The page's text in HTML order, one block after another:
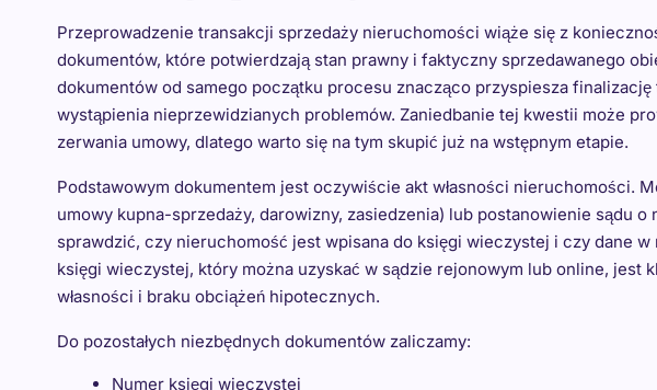
Przeprowadzenie transakcji sprzedaży nieruchomości wiąże się z
dokumentów, które potwierdzają stan prawny i faktyczny sprzedawanego
dokumentów od samego początku procesu znacząco przyspiesza
wystąpienia nieprzewidzianych problemów. Zaniedbanie tej kwestii może
zerwania umowy, dlatego warto się na tym skupić już na wstępnym etapie.
Podstawowym dokumentem jest oczywiście akt własności nieruchomości.
umowy kupna-sprzedaży, darowizny, zasiedzenia) lub postanowienie sądu o
sprawdzić, czy nieruchomość jest wpisana do księgi wieczystej i czy dane
księgi wieczystej, który można uzyskać w sądzie rejonowym lub online, jest
własności i braku obciążeń hipotecznych.
Do pozostałych niezbędnych dokumentów zaliczamy:
Numer księgi wieczystej